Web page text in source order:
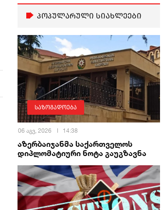
პოპულარული სიახლეები
საზოგადოება
06 აგვ, 2026 14:38
აზერბაიჯანმა საქართველოს
დიპლომატიური ნოტა გაუგზავნა